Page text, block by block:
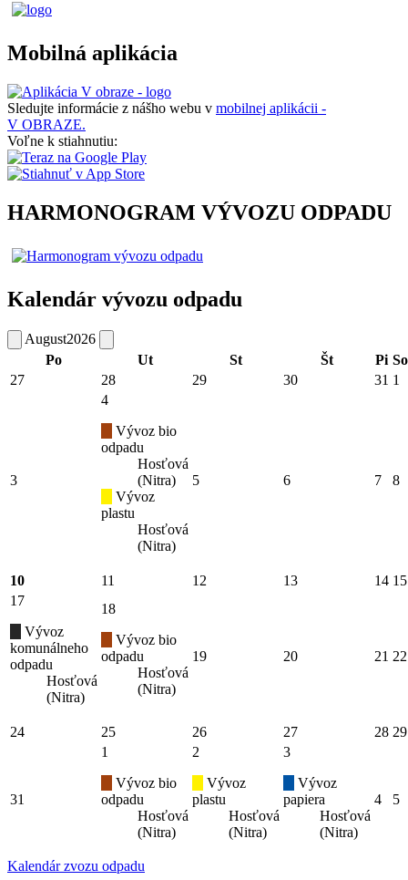
Mobilná aplikácia
Sledujte informácie z nášho webu v mobilnej aplikácii -
V OBRAZE.
Voľne k stiahnutiu:
HARMONOGRAM VÝVOZU ODPADU
Kalendár vývozu odpadu
August2026
Po
Ut St Št Pi So
27
28 29 30 31 1
3
4
Vývoz bio
odpadu
Hosťová
(Nitra)
Vývoz
plastu
Hosťová
(Nitra)
5 6 7 8
10 11 12 13 14 15
17
Vývoz
komunálneho
odpadu
Hosťová
(Nitra)
18
Vývoz bio
odpadu
Hosťová
(Nitra)
19 20 21 22
24 25 26 27 28 29
31
1
Vývoz bio
odpadu
Hosťová
(Nitra)
2
Vývoz
plastu
Hosťová
(Nitra)
3
Vývoz
papiera
Hosťová
(Nitra)
4 5
Kalendár zvozu odpadu